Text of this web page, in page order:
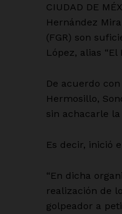
CIUDAD DE
Hernández
(FGR) son
López, alias “El
De acuerdo
Hermosillo,
sin achacarle
Es decir, inició
“En dicha
realización de
golpeador a